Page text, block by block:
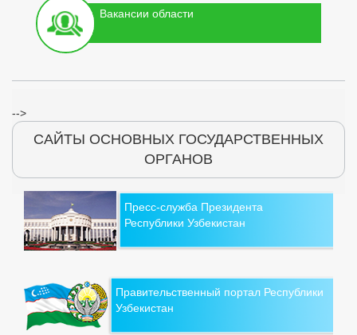
Вакансии области
-->
САЙТЫ ОСНОВНЫХ ГОСУДАРСТВЕННЫХ
ОРГАНОВ
Пресс-служба Президента
Республики Узбекистан
Правительственный портал Республики
Узбекистан